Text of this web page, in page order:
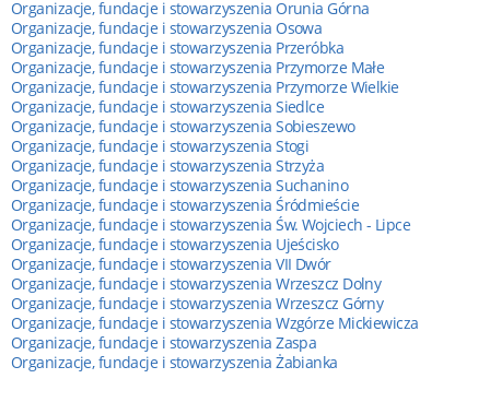
Organizacje, fundacje i stowarzyszenia Orunia Górna
Organizacje, fundacje i stowarzyszenia Osowa
Organizacje, fundacje i stowarzyszenia Przeróbka
Organizacje, fundacje i stowarzyszenia Przymorze Małe
Organizacje, fundacje i stowarzyszenia Przymorze Wielkie
Organizacje, fundacje i stowarzyszenia Siedlce
Organizacje, fundacje i stowarzyszenia Sobieszewo
Organizacje, fundacje i stowarzyszenia Stogi
Organizacje, fundacje i stowarzyszenia Strzyża
Organizacje, fundacje i stowarzyszenia Suchanino
Organizacje, fundacje i stowarzyszenia Śródmieście
Organizacje, fundacje i stowarzyszenia Św. Wojciech - Lipce
Organizacje, fundacje i stowarzyszenia Ujeścisko
Organizacje, fundacje i stowarzyszenia VII Dwór
Organizacje, fundacje i stowarzyszenia Wrzeszcz Dolny
Organizacje, fundacje i stowarzyszenia Wrzeszcz Górny
Organizacje, fundacje i stowarzyszenia Wzgórze Mickiewicza
Organizacje, fundacje i stowarzyszenia Zaspa
Organizacje, fundacje i stowarzyszenia Żabianka